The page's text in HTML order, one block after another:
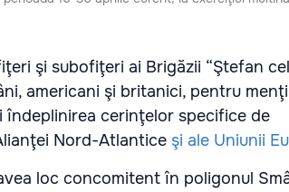
şi subofiţeri ai Brigăzii “Ştefan cel
americani şi britanici, pentru
cerinţelor specifice de
Nord-Atlantice şi ale Uniunii
loc concomitent în poligonul